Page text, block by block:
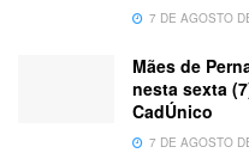
7 DE AGOSTO
Mães de
nesta sexta
CadÚnico
7 DE AGOSTO